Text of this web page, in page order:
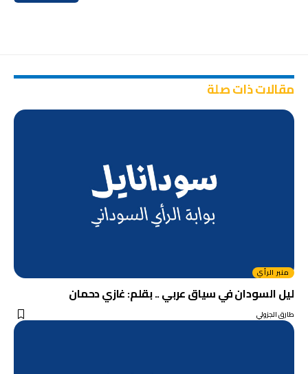
مقالات ذات صلة
منبر الرأي
ليل السودان في سياق عربي .. بقلم: غازي دحمان
طارق الجزولي